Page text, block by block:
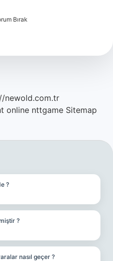
Bırak
newold.com.tr
online nttgame Sitemap
?
?
nasıl geçer ?